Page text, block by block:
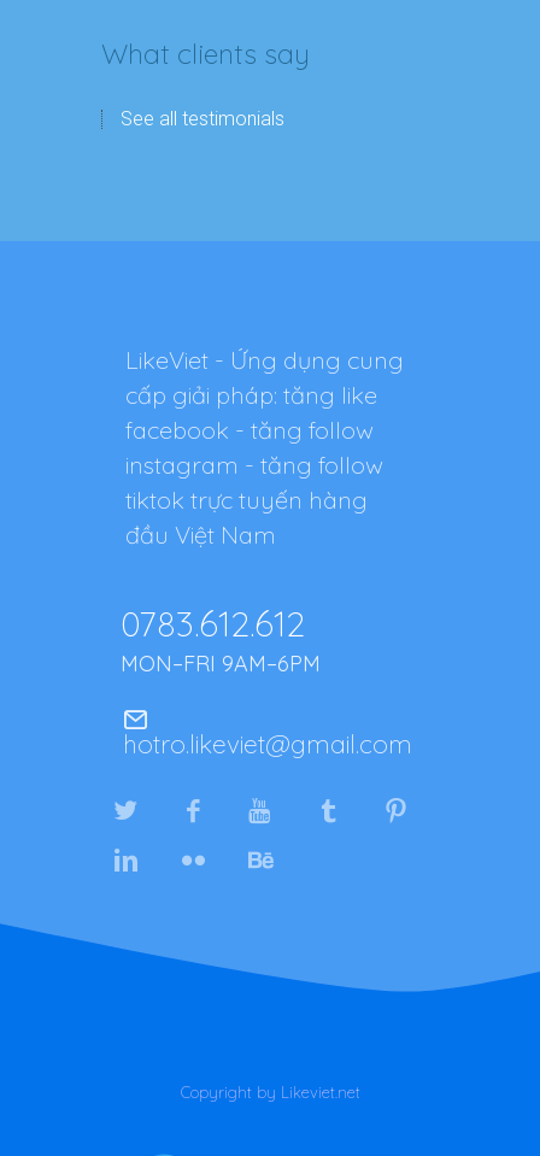
What clients say
See all testimonials
LikeViet - Ứng dụng cung
cấp giải pháp: tăng like
facebook - tăng follow
instagram - tăng follow
tiktok trực tuyến hàng
đầu Việt Nam
0783.612.612
MON–FRI 9AM–6PM
hotro.likeviet@gmail.com
Copyright by Likeviet.net